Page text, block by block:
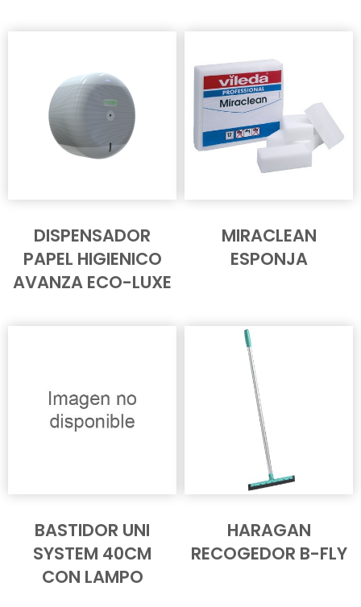
DISPENSADOR
PAPEL HIGIENICO
AVANZA ECO-LUXE
MIRACLEAN
ESPONJA
BASTIDOR UNI
SYSTEM 40CM
CON LAMPO
HARAGAN
RECOGEDOR B-FLY